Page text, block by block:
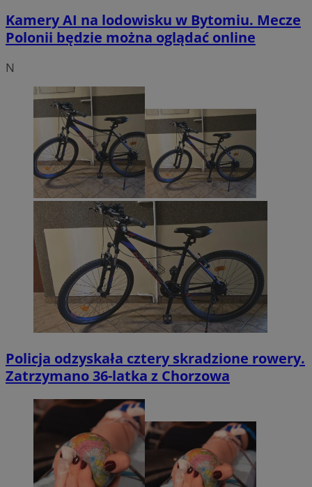
Kamery AI na lodowisku w Bytomiu. Mecze
Polonii będzie można oglądać online
N
Policja odzyskała cztery skradzione rowery.
Zatrzymano 36-latka z Chorzowa